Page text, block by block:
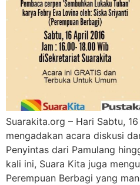
Suarakita.org – Hari Sabtu,
mengadakan acara diskusi
Penyintas dari Pamulang
kali ini, Suara Kita juga
Perempuan Berbagi yang